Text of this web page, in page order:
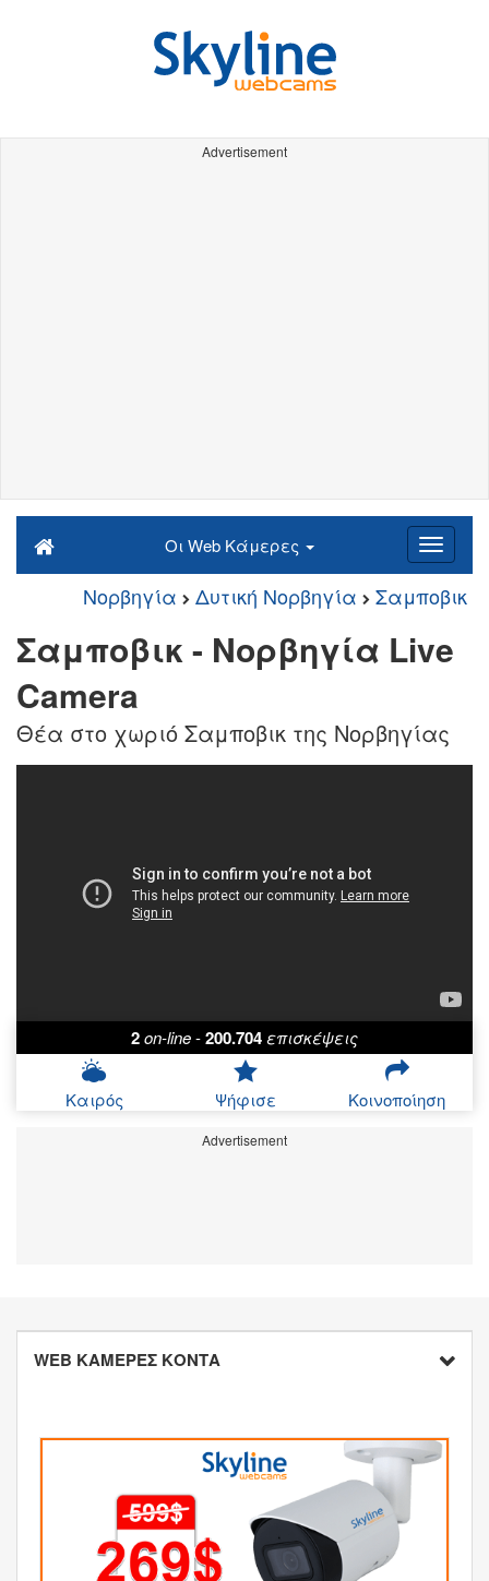
Advertisement
Οι Web Κάμερες
Νορβηγία Δυτική Νορβηγία Σαμποβικ
Σαμποβικ - Νορβηγία Live
Camera
Θέα στο χωριό Σαμποβικ της Νορβηγίας
2on-line-200.704επισκέψεις
Καιρός Ψήφισε Κοινοποίηση
Advertisement
WEB ΚΑΜΕΡΕΣ ΚΟΝΤΑ